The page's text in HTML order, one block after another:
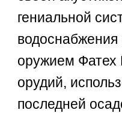
гениальной
оружием Фатех
орудий,
последней